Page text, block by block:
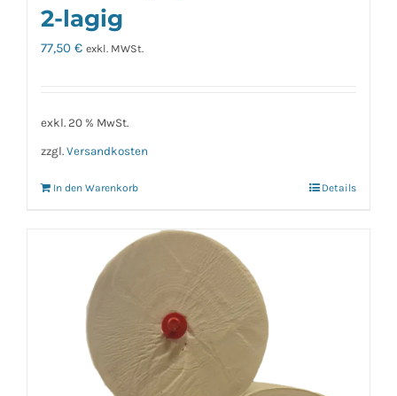
2-lagig
77,50 € exkl. MWSt.
exkl. 20 % MwSt.
zzgl. Versandkosten
In den Warenkorb Details